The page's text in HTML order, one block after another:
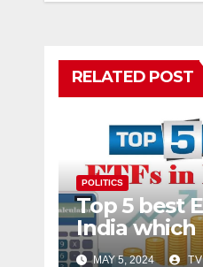
RELATED POST
POLITICS
Top 5 best
India which
given
MAY 5, 2024